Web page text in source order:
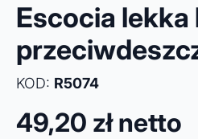
Escocia
KOD: R5074
49,20 zł netto